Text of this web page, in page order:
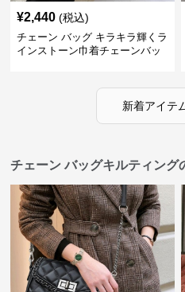
¥2,440 (税込)
チェーン バッグ キラキラ輝くラ
インストーン巾着チェーンバッ
新着アイテ
チェーン バッグキルティング